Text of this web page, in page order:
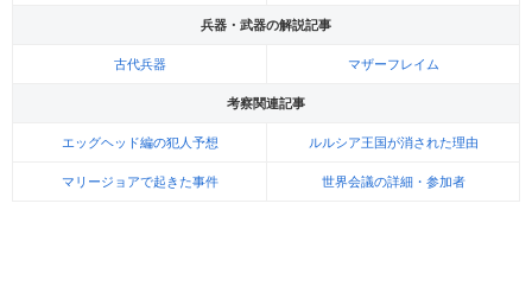
兵器・武器の解説記事
古代兵器 マザーフレイム
考察関連記事
エッグヘッド編の犯人予想 ルルシア王国が消された理由
マリージョアで起きた事件 世界会議の詳細・参加者